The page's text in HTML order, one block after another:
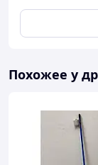
Похожее у